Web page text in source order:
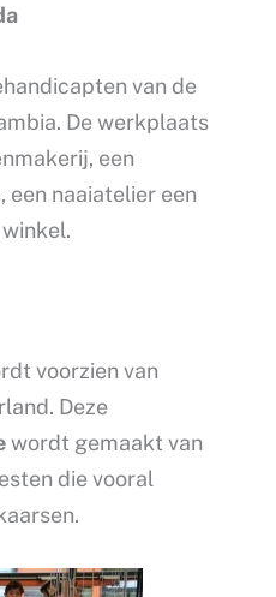
van de
De werkplaats
een
een naaiatelier een
voorzien van
Deze
wordt gemaakt van
die vooral